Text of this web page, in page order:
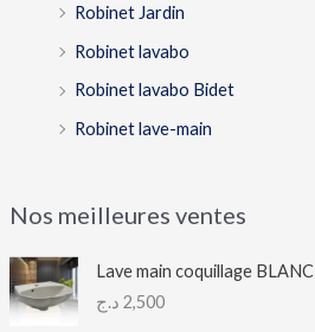
Robinet Jardin
Robinet lavabo
Robinet lavabo Bidet
Robinet lave-main
Nos meilleures ventes
Lave main coquillage BLANC
2,500 د.ج